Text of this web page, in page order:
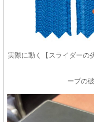
実際に動く【スライダーの
ープの